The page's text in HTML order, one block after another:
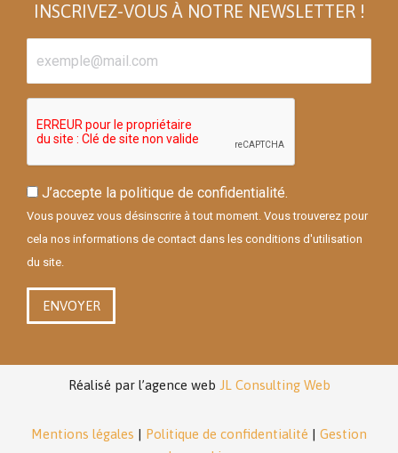
INSCRIVEZ-VOUS À NOTRE NEWSLETTER !
J’accepte la politique de confidentialité.
Vous pouvez vous désinscrire à tout moment. Vous trouverez pour
cela nos informations de contact dans les conditions d'utilisation
du site.
Réalisé par l’agence web JL Consulting Web
Mentions légales Politique de confidentialité
Gestion